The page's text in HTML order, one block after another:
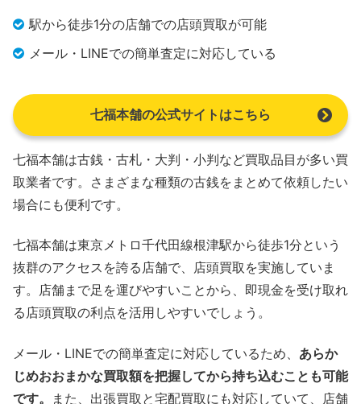
駅から徒歩1分の店舗での店頭買取が可能
メール・LINEでの簡単査定に対応している
七福本舗の公式サイトはこちら
七福本舗は古銭・古札・大判・小判など買取品目が多い買
取業者です。さまざまな種類の古銭をまとめて依頼したい
場合にも便利です。
七福本舗は東京メトロ千代田線根津駅から徒歩1分という
抜群のアクセスを誇る店舗で、店頭買取を実施していま
す。店舗まで足を運びやすいことから、即現金を受け取れ
る店頭買取の利点を活用しやすいでしょう。
メール・LINEでの簡単査定に対応しているため、 あらか
じめおおまかな買取額を把握してから持ち込むことも可能
です。
また、出張買取と宅配買取にも対応していて、店舗